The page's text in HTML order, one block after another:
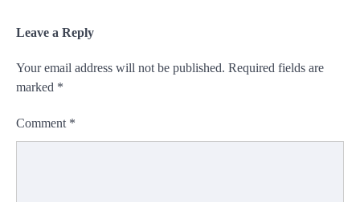
Leave a Reply
Your email address will not be published. Required fields are
marked *
Comment *